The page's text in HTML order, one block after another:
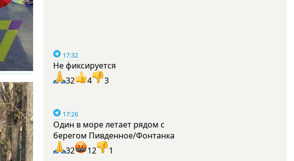
17:32
Не фиксируется
32
4 3
17:26
Один в море летает рядом с
берегом Пивденное/Фонтанка
32
12 1